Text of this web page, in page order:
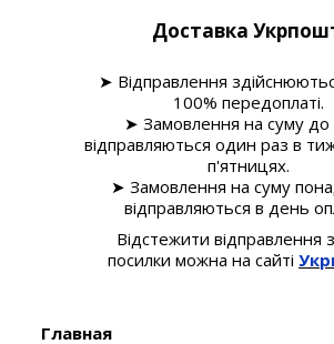
Доставка
➤ Відправлення
100% передоплаті.
➤ Замовлення на суму до
відправляються один раз в
п'ятницях.
➤ Замовлення на суму
відправляються в день
Відстежити відправлення
посилки можна на сайті
Главная